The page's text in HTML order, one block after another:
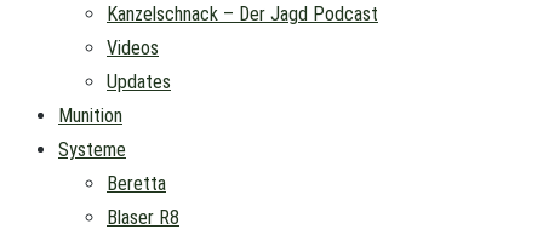
Kanzelschnack – Der Jagd Podcast
Videos
Updates
Munition
Systeme
Beretta
Blaser R8